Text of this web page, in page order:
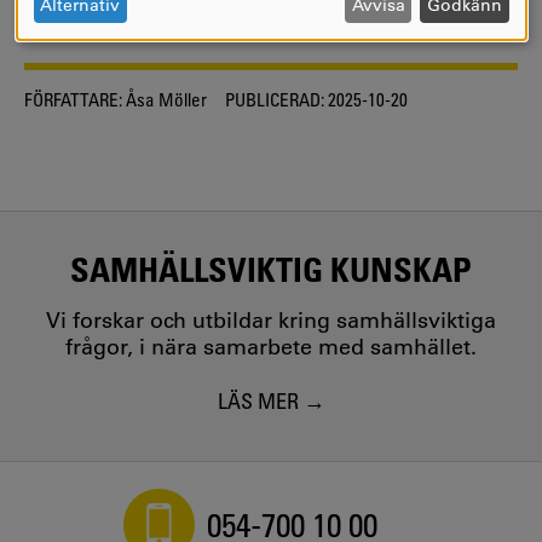
FÖRFATTARE:Åsa Möller PUBLICERAD:2025-10-20
SAMHÄLLSVIKTIG KUNSKAP
Vi forskar och utbildar kring samhällsviktiga
frågor, i nära samarbete med samhället.
LÄS MER
054-700 10 00
COOKIES
Alternativ Avvisa Godkänn